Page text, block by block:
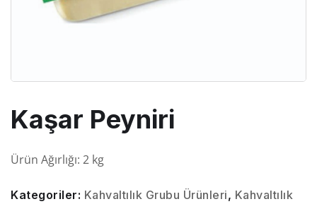
Kaşar Peyniri
Ürün Ağırlığı: 2 kg
Kategoriler: Kahvaltılık Grubu Ürünleri, Kahvaltılık